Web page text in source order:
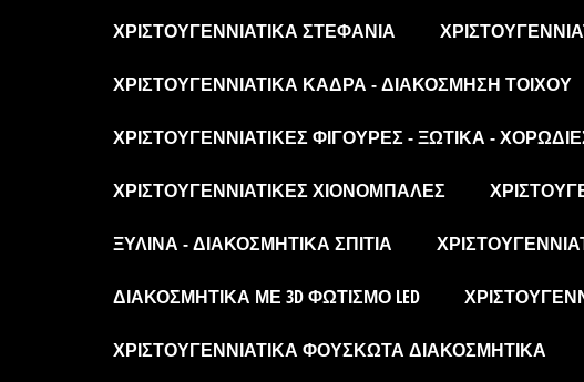
ΧΡΙΣΤΟΥΓΕΝΝΙΆΤΙΚΑ ΣΤΕΦΆΝΙΑ
ΧΡΙΣΤΟΥΓΕΝΝΙΆΤΙΚΑ ΚΆΔΡΑ - ΔΙΑΚΌΣΜΗΣΗ ΤΟΊΧΟΥ
ΧΡΙΣΤΟΥΓΕΝΝΙΆΤΙΚΕΣ ΦΙΓΟΎΡΕΣ - ΞΩΤΙΚΆ -
ΧΡΙΣΤΟΥΓΕΝΝΙΆΤΙΚΕΣ ΧΙΟΝΌΜΠΑΛΕΣ
ΞΎΛΙΝΑ - ΔΙΑΚΟΣΜΗΤΙΚΆ ΣΠΊΤΙΑ
ΔΙΑΚΟΣΜΗΤΙΚΆ ΜΕ 3D ΦΩΤΙΣΜΌ LED
ΧΡΙΣΤΟΥΓΕΝΝΙΆΤΙΚΑ ΦΟΥΣΚΩΤΆ ΔΙΑΚΟΣΜΗΤΙΚΆ